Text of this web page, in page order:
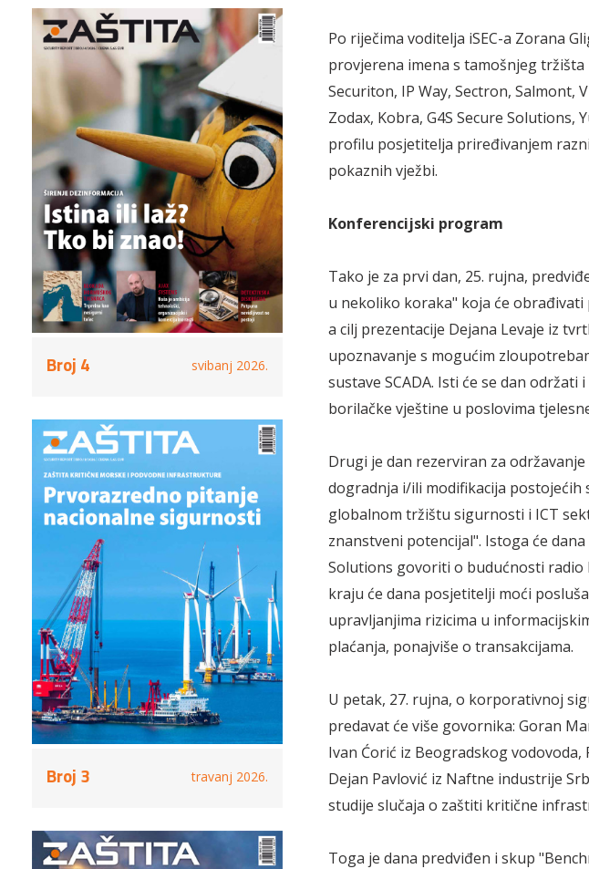
Broj 4 svibanj 2026.
Broj 3 travanj 2026.
Po riječima voditelja iSEC-a Zorana
provjerena imena s tamošnjeg tržišta
Securiton, IP Way, Sectron, Salmont,
Zodax, Kobra, G4S Secure
profilu posjetitelja priređivanjem
pokaznih vježbi.
Konferencijski program
Tako je za prvi dan, 25. rujna,
u nekoliko koraka" koja će
a cilj prezentacije Dejana Levaje iz
upoznavanje s mogućim
sustave SCADA. Isti će se dan
borilačke vještine u poslovima
Drugi je dan rezerviran za
dogradnja i/ili modifikacija postojećih
globalnom tržištu sigurnosti i ICT
znanstveni potencijal". Istoga će
Solutions govoriti o budućnosti radio
kraju će dana posjetitelji moći
upravljanjima rizicima u
plaćanja, ponajviše o transakcijama.
U petak, 27. rujna, o korporativnoj
predavat će više govornika: Goran
Ivan Ćorić iz Beogradskog vodovoda,
Dejan Pavlović iz Naftne industrije
studije slučaja o zaštiti kritične
Toga je dana predviđen i skup